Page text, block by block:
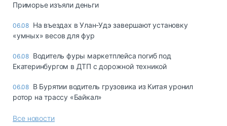
Приморье изъяли деньги
06.08 Ha въeздax в Улaн-Удэ зaвepшaют ycтaнoвкy
«yмныx» вecoв для фyp
06.08 Водитель фуры маркетплейса погиб под
Екатеринбургом в ДТП с дорожной техникой
06.08 В Бурятии водитель грузовика из Китая уронил
ротор на трассу «Байкал»
Все новости